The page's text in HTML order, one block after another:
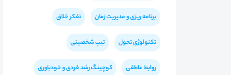
برنامه ریزی و مدیریت زمان تفکر خلاق
تکنولوژی تحول تیپ شخصیتی
روابط عاطفی کوچینگ رشد فردی و خودباوری